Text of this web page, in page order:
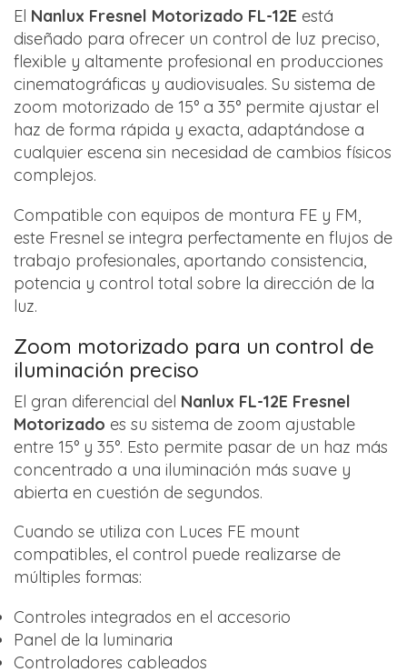
El Nanlux Fresnel Motorizado FL-12E está
diseñado para ofrecer un control de luz preciso,
flexible y altamente profesional en producciones
cinematográficas y audiovisuales. Su sistema de
zoom motorizado de 15° a 35° permite ajustar el
haz de forma rápida y exacta, adaptándose a
cualquier escena sin necesidad de cambios físicos
complejos.
Compatible con equipos de montura FE y FM,
este Fresnel se integra perfectamente en flujos de
trabajo profesionales, aportando consistencia,
potencia y control total sobre la dirección de la
luz.
Zoom motorizado para un control de
iluminación preciso
El gran diferencial del Nanlux FL-12E Fresnel
Motorizado es su sistema de zoom ajustable
entre 15° y 35°. Esto permite pasar de un haz más
concentrado a una iluminación más suave y
abierta en cuestión de segundos.
Cuando se utiliza con Luces FE mount
compatibles, el control puede realizarse de
múltiples formas:
Controles integrados en el accesorio
Panel de la luminaria
Controladores cableados